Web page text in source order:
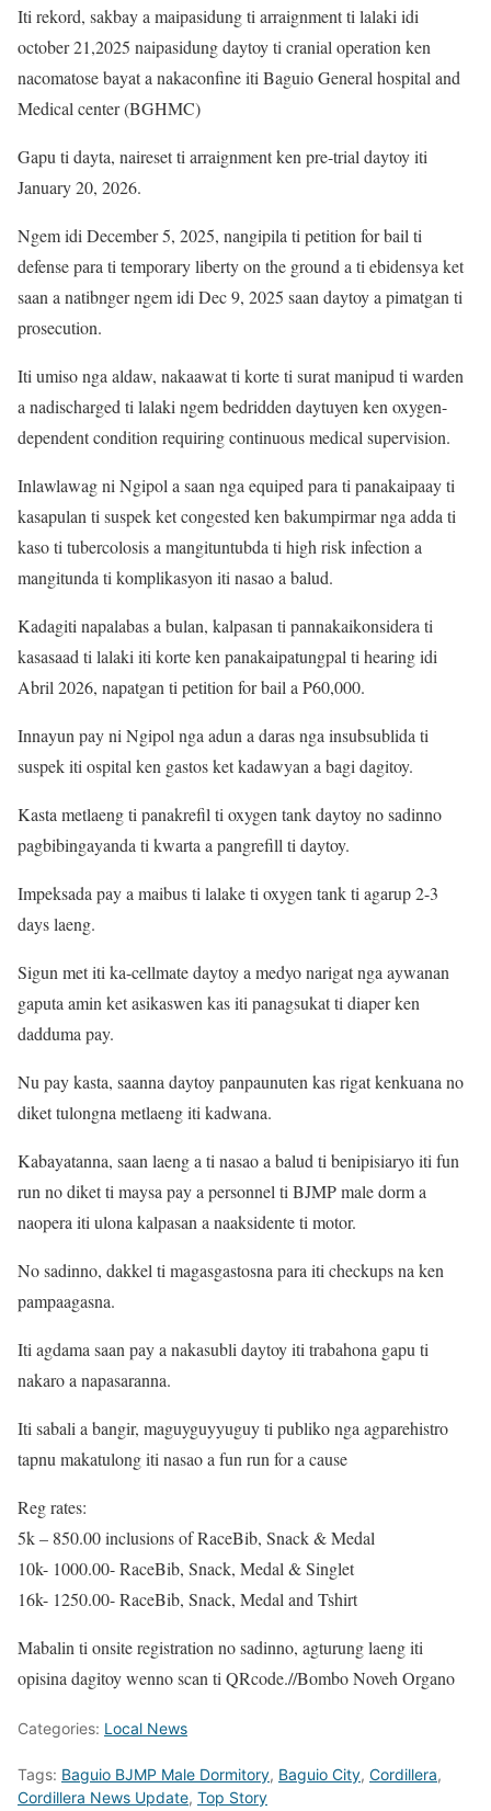
Iti rekord, sakbay a maipasidung ti arraignment ti lalaki idi
october 21,2025 naipasidung daytoy ti cranial operation ken
nacomatose bayat a nakaconfine iti Baguio General hospital and
Medical center (BGHMC)
Gapu ti dayta, naireset ti arraignment ken pre-trial daytoy iti
January 20, 2026.
Ngem idi December 5, 2025, nangipila ti petition for bail ti
defense para ti temporary liberty on the ground a ti ebidensya ket
saan a natibnger ngem idi Dec 9, 2025 saan daytoy a pimatgan ti
prosecution.
Iti umiso nga aldaw, nakaawat ti korte ti surat manipud ti warden
a nadischarged ti lalaki ngem bedridden daytuyen ken oxygen-
dependent condition requiring continuous medical supervision.
Inlawlawag ni Ngipol a saan nga equiped para ti panakaipaay ti
kasapulan ti suspek ket congested ken bakumpirmar nga adda ti
kaso ti tubercolosis a mangituntubda ti high risk infection a
mangitunda ti komplikasyon iti nasao a balud.
Kadagiti napalabas a bulan, kalpasan ti pannakaikonsidera ti
kasasaad ti lalaki iti korte ken panakaipatungpal ti hearing idi
Abril 2026, napatgan ti petition for bail a P60,000.
Innayun pay ni Ngipol nga adun a daras nga insubsublida ti
suspek iti ospital ken gastos ket kadawyan a bagi dagitoy.
Kasta metlaeng ti panakrefil ti oxygen tank daytoy no sadinno
pagbibingayanda ti kwarta a pangrefill ti daytoy.
Impeksada pay a maibus ti lalake ti oxygen tank ti agarup 2-3
days laeng.
Sigun met iti ka-cellmate daytoy a medyo narigat nga aywanan
gaputa amin ket asikaswen kas iti panagsukat ti diaper ken
dadduma pay.
Nu pay kasta, saanna daytoy panpaunuten kas rigat kenkuana no
diket tulongna metlaeng iti kadwana.
Kabayatanna, saan laeng a ti nasao a balud ti benipisiaryo iti fun
run no diket ti maysa pay a personnel ti BJMP male dorm a
naopera iti ulona kalpasan a naaksidente ti motor.
No sadinno, dakkel ti magasgastosna para iti checkups na ken
pampaagasna.
Iti agdama saan pay a nakasubli daytoy iti trabahona gapu ti
nakaro a napasaranna.
Iti sabali a bangir, maguyguyyuguy ti publiko nga agparehistro
tapnu makatulong iti nasao a fun run for a cause
Reg rates:
5k – 850.00 inclusions of RaceBib, Snack & Medal
10k- 1000.00- RaceBib, Snack, Medal & Singlet
16k- 1250.00- RaceBib, Snack, Medal and Tshirt
Mabalin ti onsite registration no sadinno, agturung laeng iti
opisina dagitoy wenno scan ti QRcode.//Bombo Noveh Organo
Categories: Local News
Tags: Baguio BJMP Male Dormitory, Baguio City, Cordillera,
Cordillera News Update, Top Story